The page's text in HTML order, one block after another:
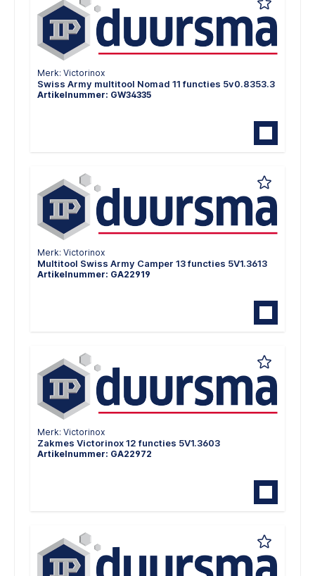
Merk: Victorinox
Swiss Army multitool Nomad 11 functies 5v0.8353.3
Artikelnummer: GW34335
Merk: Victorinox
Multitool Swiss Army Camper 13 functies 5V1.3613
Artikelnummer: GA22919
Merk: Victorinox
Zakmes Victorinox 12 functies 5V1.3603
Artikelnummer: GA22972